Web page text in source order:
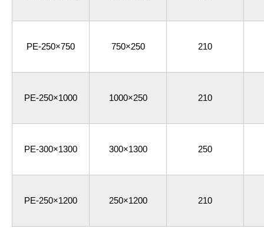
PE-250×750 750×250 210
PE-250×1000 1000×250 210
PE-300×1300 300×1300 250
PE-250×1200 250×1200 210